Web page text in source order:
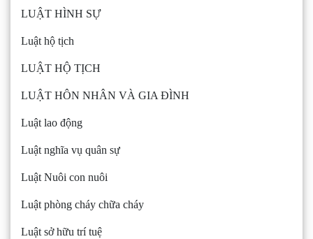
LUẬT HÌNH SỰ
Luật hộ tịch
LUẬT HỘ TỊCH
LUẬT HÔN NHÂN VÀ GIA ĐÌNH
Luật lao động
Luật nghĩa vụ quân sự
Luật Nuôi con nuôi
Luật phòng cháy chữa cháy
Luật sở hữu trí tuệ